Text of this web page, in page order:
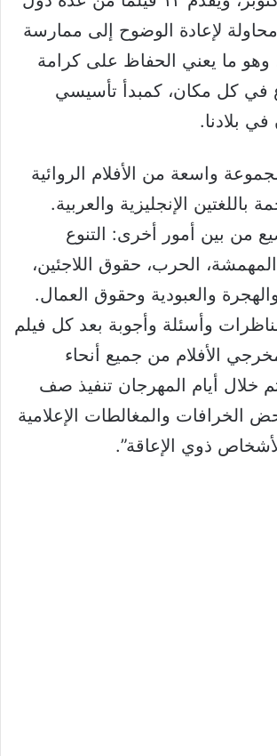
لإعادة الوضوح إلى ممارسة
وهو ما يعني الحفاظ على كرامة
في كل مكان، كمبدأ تأسيسي
بلادنا.
واسعة من الأفلام الروائية
باللغتين الإنجليزية والعربية.
من بين أمور أخرى: التنوع
الحرب، حقوق اللاجئين،
والعبودية وحقوق العمال.
وأسئلة وأجوبة بعد كل فيلم
الأفلام من جميع أنحاء
خلال أيام المهرجان تنفيذ صف
الخرافات والمغالطات الإعلامية
ذوي الإعاقة”.